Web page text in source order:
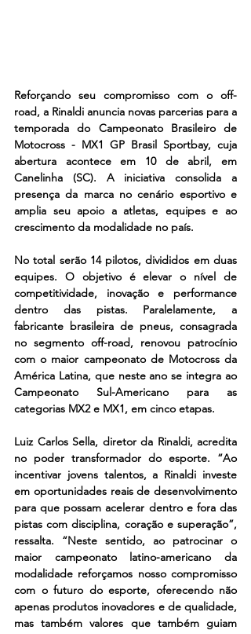
Reforçando seu compromisso com o off-
road, a Rinaldi anuncia novas parcerias para a
temporada do Campeonato Brasileiro de
Motocross - MX1 GP Brasil Sportbay, cuja
abertura acontece em 10 de abril, em
Canelinha (SC). A iniciativa consolida a
presença da marca no cenário esportivo e
amplia seu apoio a atletas, equipes e ao
crescimento da modalidade no país.
No total serão 14 pilotos, divididos em duas
equipes. O objetivo é elevar o nível de
competitividade, inovação e performance
dentro das pistas. Paralelamente, a
fabricante brasileira de pneus, consagrada
no segmento off-road, renovou patrocínio
com o maior campeonato de Motocross da
América Latina, que neste ano se integra ao
Campeonato Sul-Americano para as
categorias MX2 e MX1, em cinco etapas.
Luiz Carlos Sella, diretor da Rinaldi, acredita
no poder transformador do esporte. “Ao
incentivar jovens talentos, a Rinaldi investe
em oportunidades reais de desenvolvimento
para que possam acelerar dentro e fora das
pistas com disciplina, coração e superação”,
ressalta. “Neste sentido, ao patrocinar o
maior campeonato latino-americano da
modalidade reforçamos nosso compromisso
com o futuro do esporte, oferecendo não
apenas produtos inovadores e de qualidade,
mas também valores que também guiam